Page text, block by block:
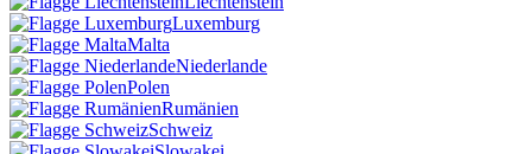
Luxemburg
Malta
Niederlande
Polen
Rumänien
Schweiz